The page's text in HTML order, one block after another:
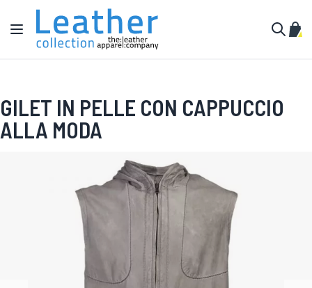
Salta al contenuto
Toggle Nav
GILET IN PELLE CON CAPPUCCIO
ALLA MODA